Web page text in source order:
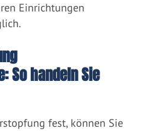
Einrichtungen
So handeln Sie
fest, können Sie